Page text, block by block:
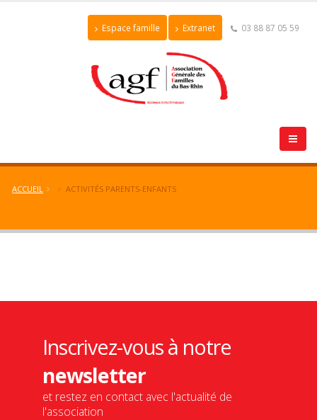
Espace famille Extranet 03 88 87 05 59
ACCUEIL ACTIVITÉS PARENTS-ENFANTS
Inscrivez-vous à notre
newsletter
et restez en contact avec l'actualité de
l'association